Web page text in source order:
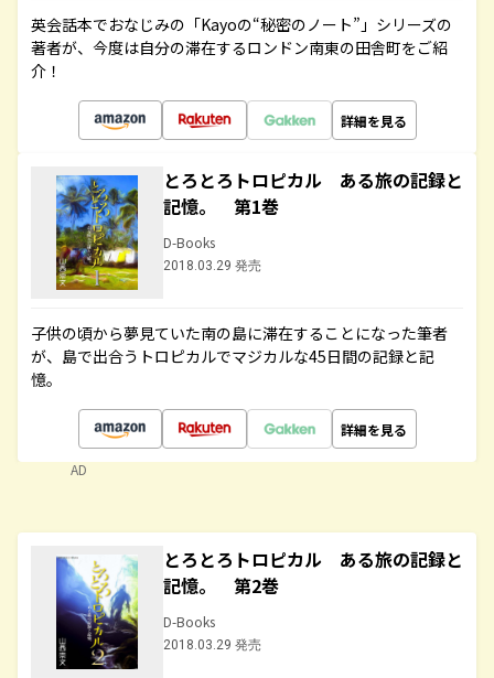
英会話本でおなじみの「Kayoの“秘密のノート”」シリーズの
著者が、今度は自分の滞在するロンドン南東の田舎町をご紹
介！
詳細を見る
とろとろトロピカル ある旅の記録と
記憶。 第1巻
D-Books
2018.03.29 発売
子供の頃から夢見ていた南の島に滞在することになった筆者
が、島で出合うトロピカルでマジカルな45日間の記録と記
憶。
詳細を見る
AD
とろとろトロピカル ある旅の記録と
記憶。 第2巻
D-Books
2018.03.29 発売